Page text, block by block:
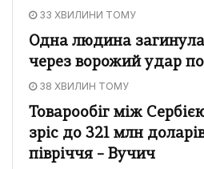
33 ХВИЛИНИ ТОМУ
Одна людина
через ворожий удар
38 ХВИЛИН ТОМУ
Товарообіг між
зріс до 321 млн
півріччя – Вучич